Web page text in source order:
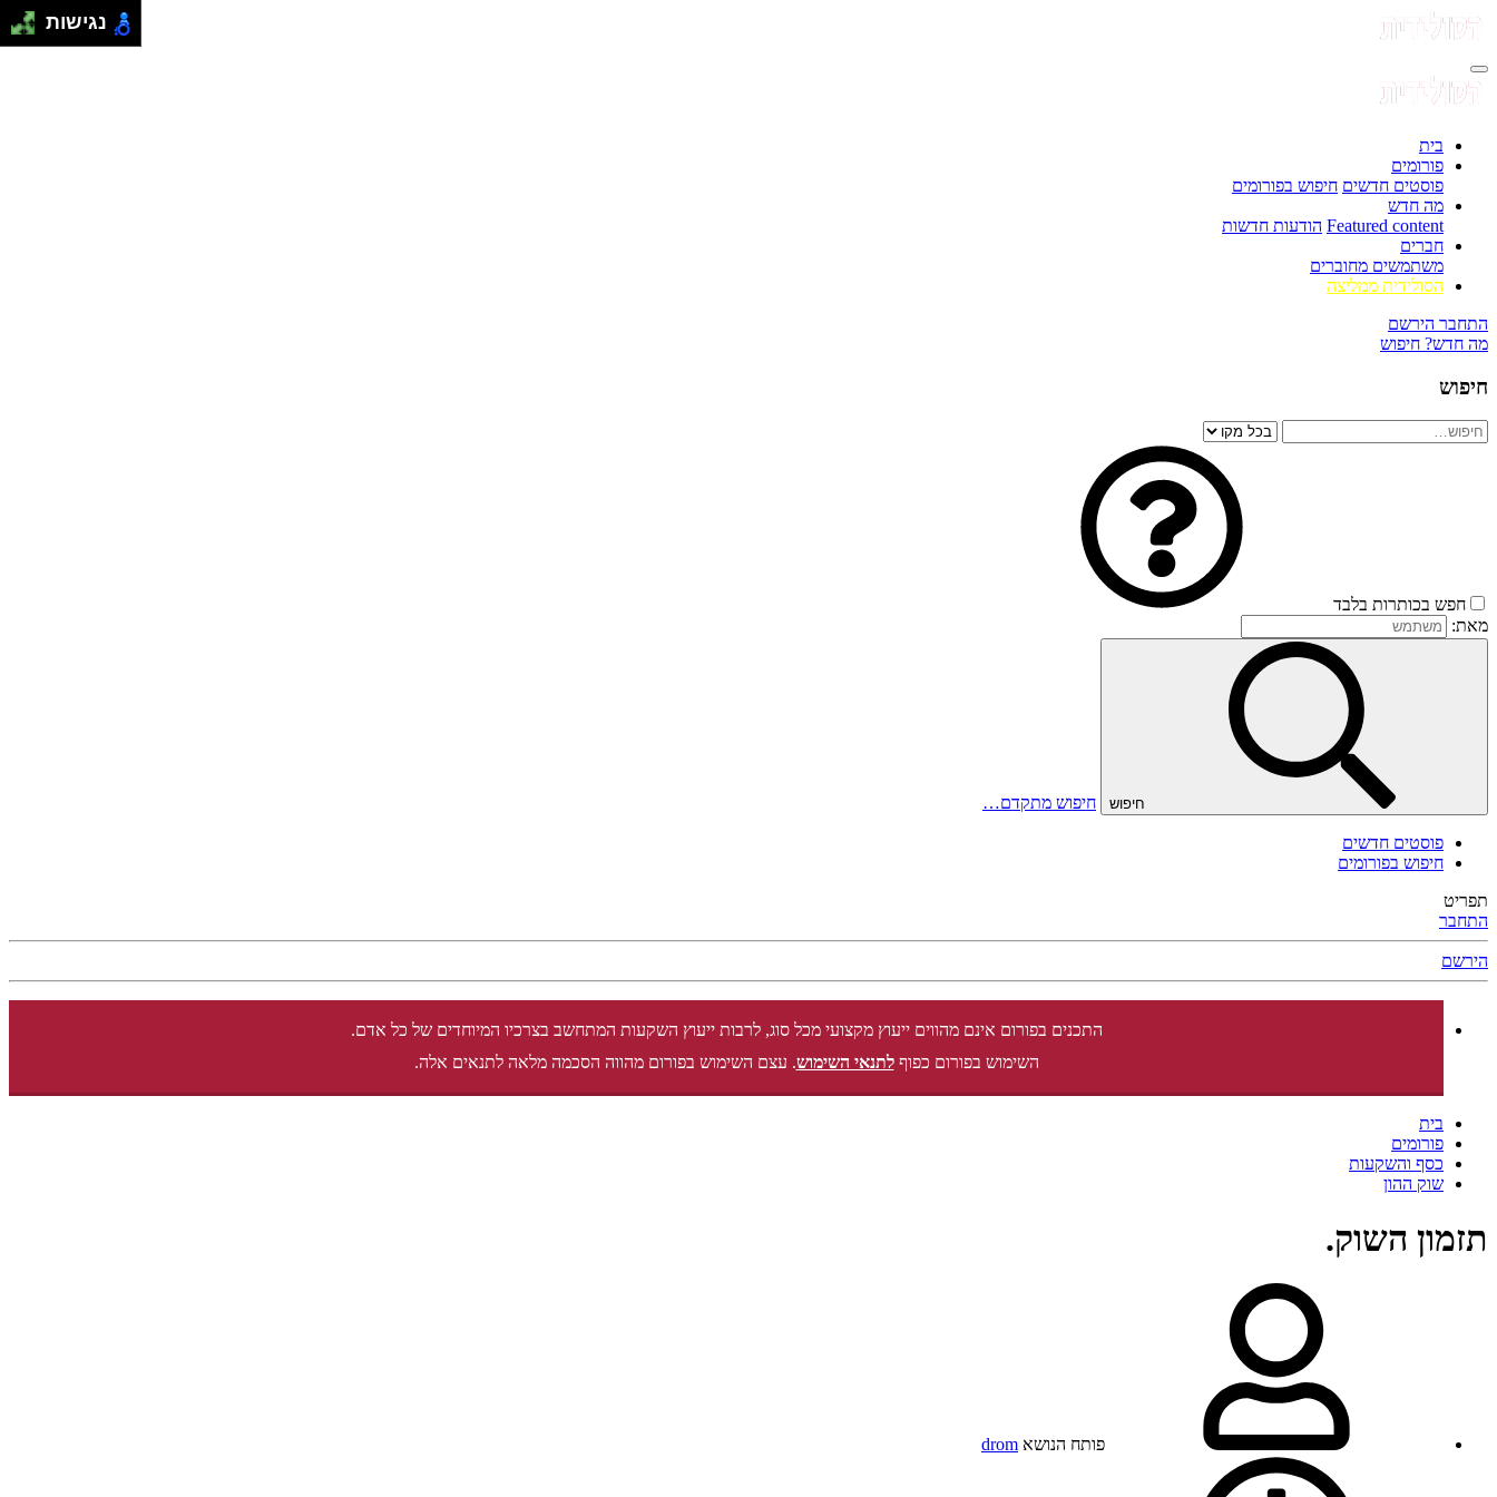
בית
פורומים
פוסטים חדשים חיפוש בפורומים
מה חדש
Featured content הודעות חדשות
חברים
משתמשים מחוברים
הסולידית ממליצה
התחבר הירשם
מה חדש? חיפוש
חיפוש
חפש בכותרות בלבד
מאת:
חיפוש חיפוש מתקדם…
פוסטים חדשים
חיפוש בפורומים
תפריט
התחבר
הירשם
התכנים בפורום אינם מהווים ייעוץ מקצועי מכל סוג, לרבות ייעוץ השקעות המתחשב בצרכיו המיוחדים של כל אדם.
השימוש בפורום כפוףלתנאי השימוש. עצם השימוש בפורום מהווה הסכמה מלאה לתנאים אלה.
בית
פורומים
כסף והשקעות
שוק ההון
תזמון השוק.
פותח הנושא drom
נגישות